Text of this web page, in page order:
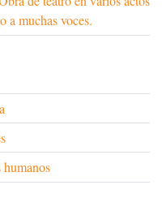
a muchas voces.
humanos